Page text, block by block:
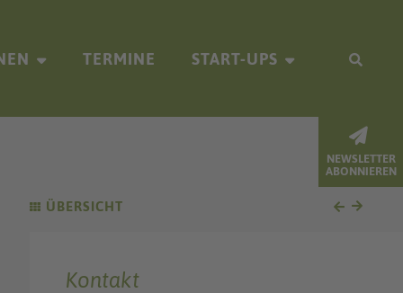
TERMINE START-UPS
NEWSLETTER
ABONNIEREN
ÜBERSICHT
Kontakt